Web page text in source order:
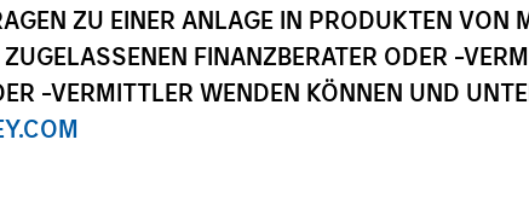
ZU EINER ANLAGE IN PRODUKTEN
FINANZBERATER ODER -
-VERMITTLER WENDEN KÖNNEN UND